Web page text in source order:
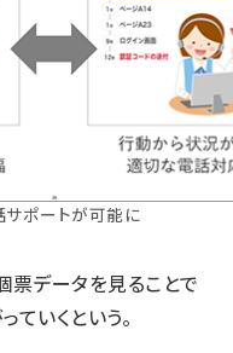
ポートが可能に
票データを見ることで
いくという。